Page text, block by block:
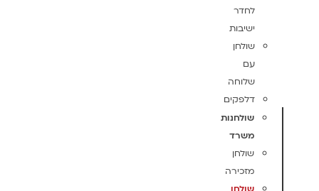
לחדר
ישיבות
שולחן
עם
שלוחה
דלפקים
שולחנות
משרד
שולחן
מזכירה